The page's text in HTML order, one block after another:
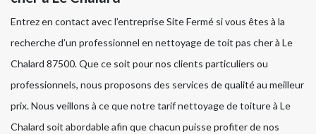
Entrez en contact avec l’entreprise Site Fermé si vous êtes à la
recherche d’un professionnel en nettoyage de toit pas cher à Le
Chalard 87500. Que ce soit pour nos clients particuliers ou
professionnels, nous proposons des services de qualité au meilleur
prix. Nous veillons à ce que notre tarif nettoyage de toiture à Le
Chalard soit abordable afin que chacun puisse profiter de nos